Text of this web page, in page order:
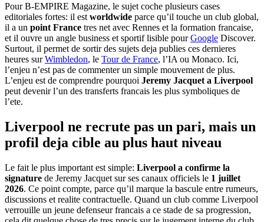
Pour B-EMPIRE Magazine, le sujet coche plusieurs cases
editoriales fortes: il est worldwide parce qu’il touche un club global,
il a un point France tres net avec Rennes et la formation francaise,
et il ouvre un angle business et sportif lisible pourGoogle Discover.
Surtout, il permet de sortir des sujets deja publies ces dernieres
heures surWimbledon, le Tour de France, l’IA ou Monaco. Ici,
l’enjeu n’est pas de commenter un simple mouvement de plus.
L’enjeu est de comprendre pourquoi Jeremy Jacquet a Liverpool
peut devenir l’un des transferts francais les plus symboliques de
l’ete.
Liverpool ne recrute pas un pari, mais un
profil deja cible au plus haut niveau
Le fait le plus important est simple: Liverpool a confirme la
signature de Jeremy Jacquet sur ses canaux officiels le 1 juillet
2026. Ce point compte, parce qu’il marque la bascule entre rumeurs,
discussions et realite contractuelle. Quand un club comme Liverpool
verrouille un jeune defenseur francais a ce stade de sa progression,